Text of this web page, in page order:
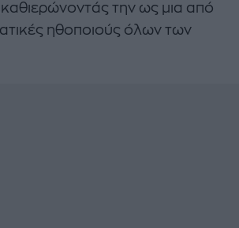
την ως μια από
ηθοποιούς όλων των